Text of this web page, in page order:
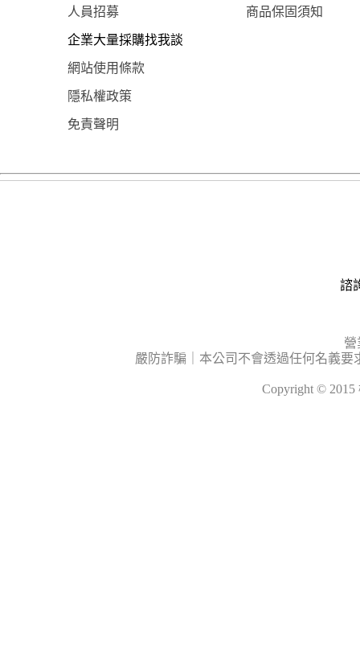
人員招募 商品保固須知
企業大量採購找我談
網站使用條款
隱私權政策
免責聲明
諮
營
嚴防詐騙｜本公司不會透過任何名義
Copyright ©